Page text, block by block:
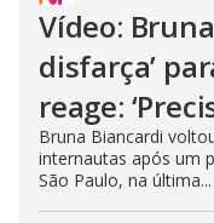
Vídeo:
disfarça’
reage:
Bruna Biancardi
internautas após um
São Paulo, na última...